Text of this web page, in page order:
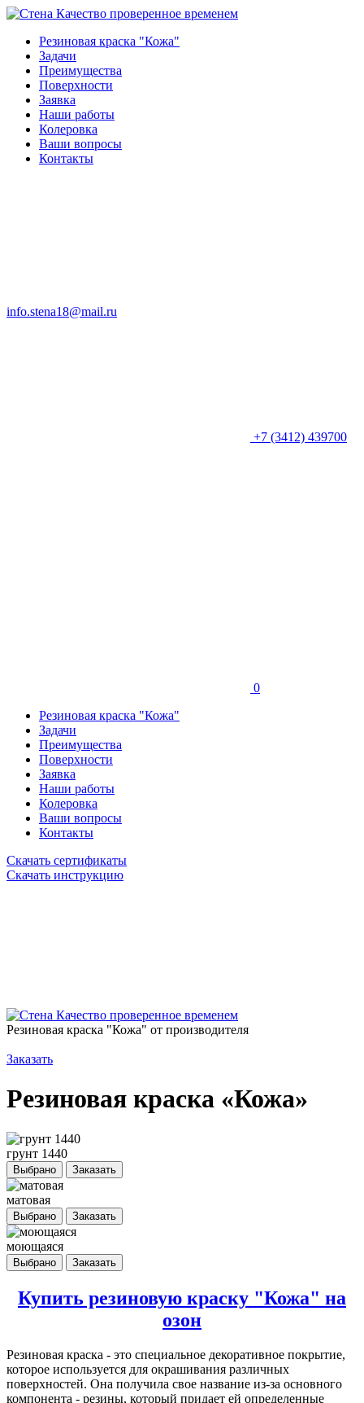
Качество проверенное временем
Резиновая краска "Кожа"
Задачи
Преимущества
Поверхности
Заявка
Наши работы
Колеровка
Ваши вопросы
Контакты
info.stena18@mail.ru
+7 (3412) 439700
0
Резиновая краска "Кожа"
Задачи
Преимущества
Поверхности
Заявка
Наши работы
Колеровка
Ваши вопросы
Контакты
Скачать сертификаты
Скачать инструкцию
Качество проверенное временем
Резиновая краска "Кожа" от производителя
Заказать
Резиновая краска «Кожа»
грунт 1440
Выбрано Заказать
матовая
Выбрано Заказать
моющаяся
Выбрано Заказать
Купить резиновую краску "Кожа" на
озон
Резиновая краска - это специальное декоративное покрытие,
которое используется для окрашивания различных
поверхностей. Она получила свое название из-за основного
компонента - резины, который придает ей определенные